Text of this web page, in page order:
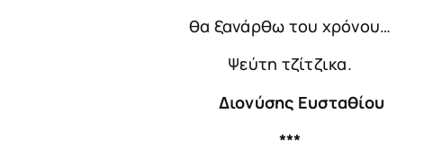
θα ξανάρθω του χρόνου…
Ψεύτη τζίτζικα.
Διονύσης Ευσταθίου
***